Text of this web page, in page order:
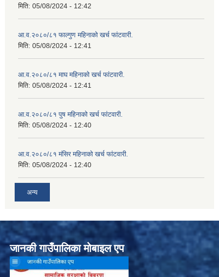
मिति: 05/08/2024 - 12:42
आ.व.२०८०/८१ फाल्गुण महिनाको खर्च फांटवारी.
मिति: 05/08/2024 - 12:41
आ.व.२०८०/८१ माघ महिनाको खर्च फांटवारी.
मिति: 05/08/2024 - 12:41
आ.व.२०८०/८१ पुष महिनाको खर्च फांटवारी.
मिति: 05/08/2024 - 12:40
आ.व.२०८०/८१ मंसिर महिनाको खर्च फांटवारी.
मिति: 05/08/2024 - 12:40
अन्य
जानकी गाउँपालिका मोबाइल एप